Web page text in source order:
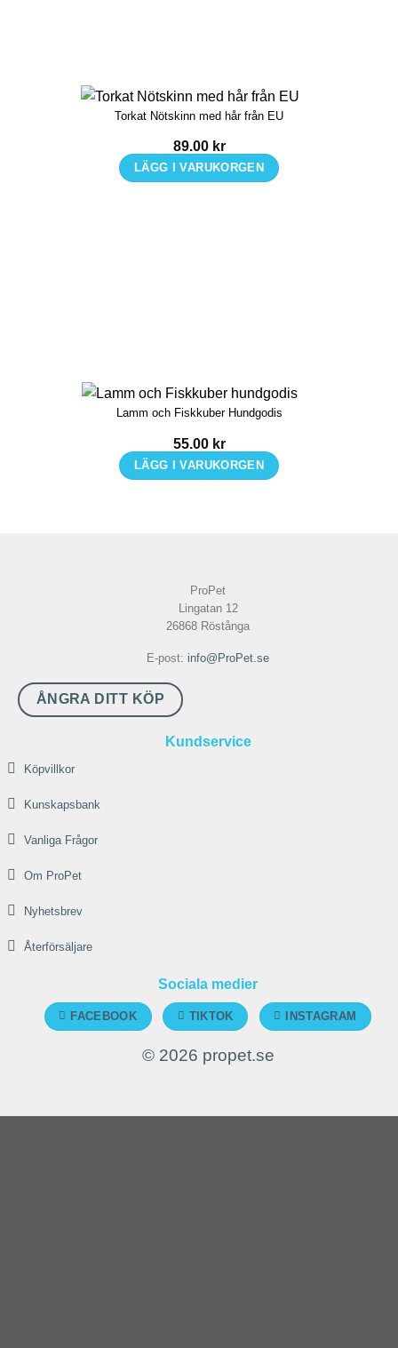
Torkat Nötskinn med hår från EU
89.00 kr
LÄGG I VARUKORGEN
Lamm och Fiskkuber Hundgodis
55.00 kr
LÄGG I VARUKORGEN
ProPet
Lingatan 12
26868 Röstånga
E-post: info@ProPet.se
ÅNGRA DITT KÖP
Kundservice
Köpvillkor
Kunskapsbank
Vanliga Frågor
Om ProPet
Nyhetsbrev
Återförsäljare
Sociala medier
FACEBOOK TIKTOK INSTAGRAM
© 2026 propet.se